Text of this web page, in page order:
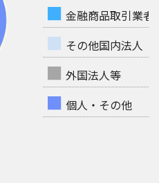
■ 金融商品取引業者
■ その他国内法人
■ 外国法人等
■ 個人・その他